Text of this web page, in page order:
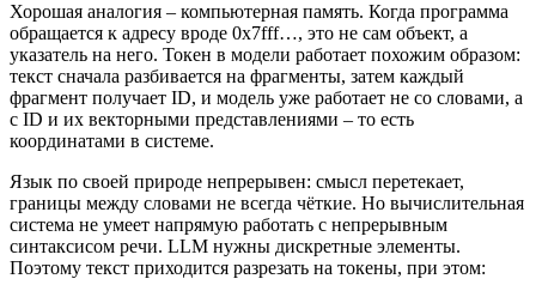
Хорошая аналогия – компьютерная память. Когда программа
обращается к адресу вроде 0x7fff…, это не сам объект, а
указатель на него. Токен в модели работает похожим образом:
текст сначала разбивается на фрагменты, затем каждый
фрагмент получает ID, и модель уже работает не со словами, а
с ID и их векторными представлениями – то есть
координатами в системе.
Язык по своей природе непрерывен: смысл перетекает,
границы между словами не всегда чёткие. Но вычислительная
система не умеет напрямую работать с непрерывным
синтаксисом речи. LLM нужны дискретные элементы.
Поэтому текст приходится разрезать на токены, при этом: